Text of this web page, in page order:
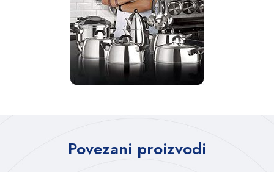
Povezani proizvodi